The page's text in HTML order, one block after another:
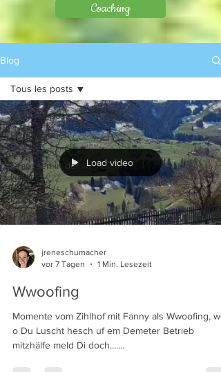
Coaching
Blog
Tous les posts
Renovationen /
Umbau
Draussen in der
Natur
Hofleben
Tous les posts
Load video
jreneschumacher
vor 7 Tagen
1 Min. Lesezeit
Wwoofing
Momente vom Zihlhof mit Fanny als Wwoofing,
o Du Luscht hesch uf em Demeter Betrieb
mitzhälfe meld Di doch.......